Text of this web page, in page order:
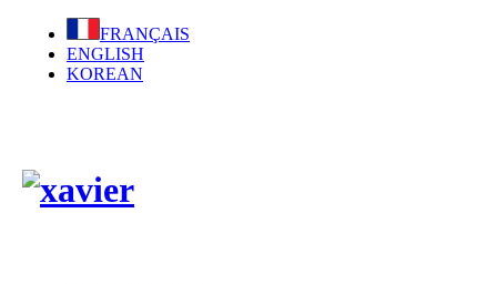
FRANÇAIS
ENGLISH
KOREAN